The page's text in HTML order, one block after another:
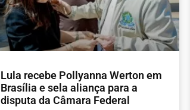
Lula recebe Pollyanna Werton em
Brasília e sela aliança para a
disputa da Câmara Federal